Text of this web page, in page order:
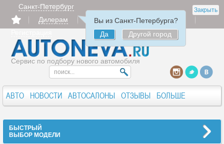
Закрыть
Санкт-Петербург
Вы из Санкт-Петербурга?
Да
Другой город
Дилерам Продать
Авторизация
Сервис по подбору нового автомобиля
АВТО НОВОСТИ АВТОСАЛОНЫ ОТЗЫВЫ БОЛЬШЕ
БЫСТРЫЙ
ВЫБОР МОДЕЛИ